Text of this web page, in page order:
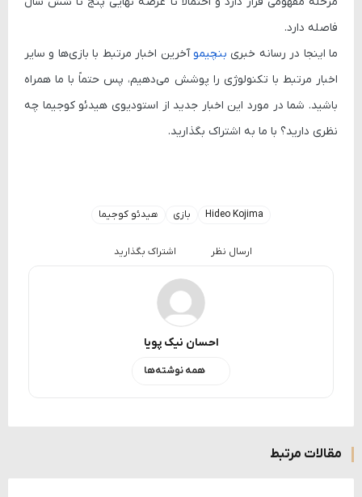
فاصله دارد.
ما اینجا در رسانه خبری بنچیمو آخرین اخبار مرتبط با بازی‌ها و سایر
اخبار مرتبط با تکنولوژی را پوشش می‌دهیم، پس حتماً با ما همراه
باشید. شما در مورد این اخبار جدید از استودیوی هیدئو کوجیما چه
نظری دارید؟ با ما به اشتراک بگذارید.
Hideo Kojima بازی هیدئو کوجیما
ارسال نظر اشتراک بگذارید
احسان نیک پویا
همه نوشته‌ها
مقالات مرتبط